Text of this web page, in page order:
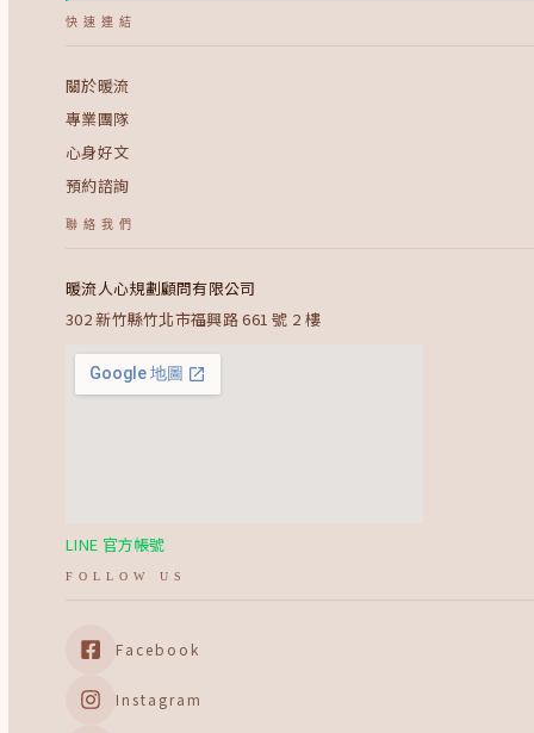
快速連結
關於暖流
專業團隊
心身好文
預約諮詢
聯絡我們
暖流人心規劃顧問有限公司
302 新竹縣竹北市福興路 661 號 2 樓
LINE 官方帳號
FOLLOW US
Facebook
Instagram